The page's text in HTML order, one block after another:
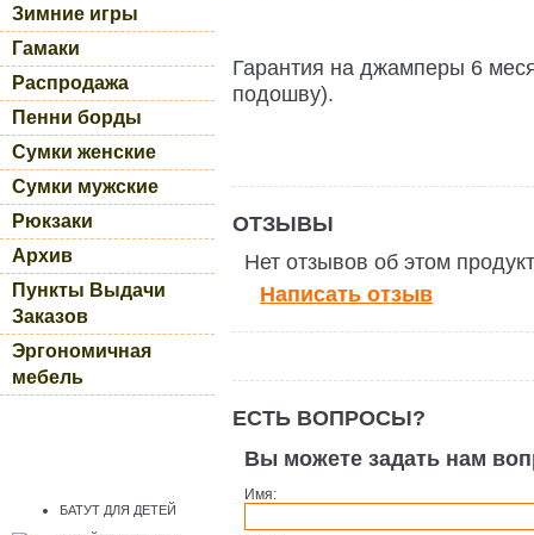
Зимние игры
Гамаки
Распродажа
Пенни борды
Сумки женские
Сумки мужские
Рюкзаки
Архив
Пункты Выдачи
Заказов
Эргономичная
мебель
БАТУТ ДЛЯ ДЕТЕЙ
Гарантия на джамперы 6
подошву).
ОТЗЫВЫ
Нет отзывов об этом
Написать отзыв
ЕСТЬ ВОПРОСЫ?
Вы можете задать нам
Имя: